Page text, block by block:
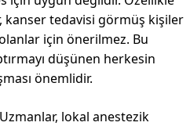
kanser tedavisi görmüş kişiler
olanlar için önerilmez. Bu
düşünen herkesin
önemlidir.
lokal anestezik